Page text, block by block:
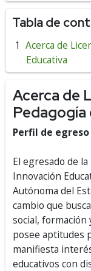
Tabla de
Acerca de
Educativa
Acerca de
Pedagogía
Perfil de egreso
El egresado de
Innovación
Autónoma del
cambio que
social, formación
posee aptitudes
manifiesta
educativos con